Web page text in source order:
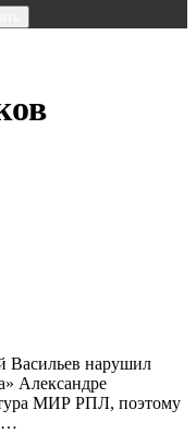
Васильев нарушил
Александре
тура МИР РПЛ, поэтому